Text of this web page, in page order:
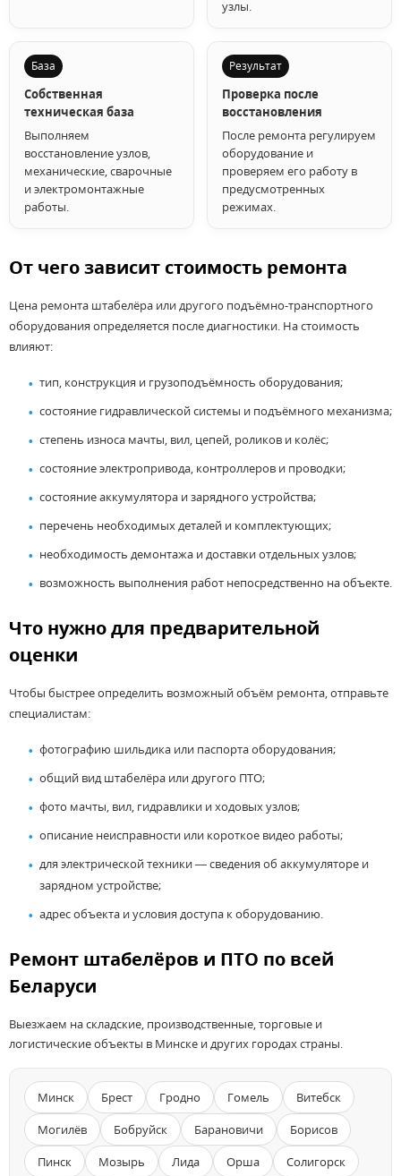
узлы.
База
Собственная
техническая база
Выполняем
восстановление узлов,
механические, сварочные
и электромонтажные
работы.
Результат
Проверка после
восстановления
После ремонта регулируем
оборудование и
проверяем его работу в
предусмотренных
режимах.
От чего зависит стоимость ремонта
Цена ремонта штабелёра или другого подъёмно-транспортного
оборудования определяется после диагностики. На стоимость
влияют:
тип, конструкция и грузоподъёмность оборудования;
состояние гидравлической системы и подъёмного механизма;
степень износа мачты, вил, цепей, роликов и колёс;
состояние электропривода, контроллеров и проводки;
состояние аккумулятора и зарядного устройства;
перечень необходимых деталей и комплектующих;
необходимость демонтажа и доставки отдельных узлов;
возможность выполнения работ непосредственно на объекте.
Что нужно для предварительной
оценки
Чтобы быстрее определить возможный объём ремонта, отправьте
специалистам:
фотографию шильдика или паспорта оборудования;
общий вид штабелёра или другого ПТО;
фото мачты, вил, гидравлики и ходовых узлов;
описание неисправности или короткое видео работы;
для электрической техники — сведения об аккумуляторе и
зарядном устройстве;
адрес объекта и условия доступа к оборудованию.
Ремонт штабелёров и ПТО по всей
Беларуси
Выезжаем на складские, производственные, торговые и
логистические объекты в Минске и других городах страны.
Минск Брест Гродно Гомель
Витебск
Могилёв
Бобруйск Барановичи
Борисов
Пинск
Мозырь Лида Орша
Солигорск